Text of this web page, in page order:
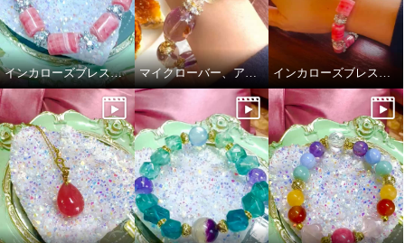
インカローズブレスレット マイクローバー、アメトリンブレスレット金財運 インカローズブレスレット